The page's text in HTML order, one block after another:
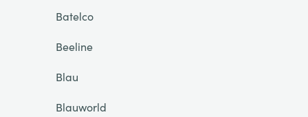
Batelco
Beeline
Blau
Blauworld